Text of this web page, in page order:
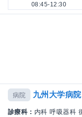
08:45-12:30
病院 九州大学病院
診療科： 内科 呼吸器科